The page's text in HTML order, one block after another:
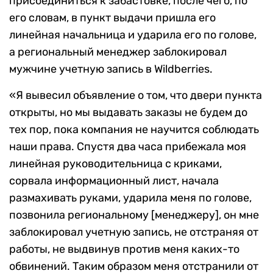
его словам, в пункт выдачи пришла его
линейная начальница и ударила его по голове,
а региональный менеджер заблокировал
мужчине учетную запись в Wildberries.
«Я вывесил объявление о том, что двери пункта
открыты, но мы выдавать заказы не будем до
тех пор, пока компания не научится соблюдать
наши права. Спустя два часа прибежала моя
линейная руководительница с криками,
сорвала информационный лист, начала
размахивать руками, ударила меня по голове,
позвонила региональному [менеджеру], он мне
заблокировал учетную запись, не отстраняя от
работы, не выдвинув против меня каких-то
обвинений. Таким образом меня отстранили от